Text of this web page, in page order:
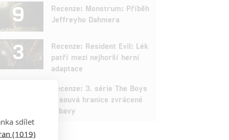
9
Recenze: Monstrum: Příběh
Jeffreyho Dahmera
3
Recenze: Resident Evil: Lék
patří mezi nejhorší herní
adaptace
Recenze: 3. série The Boys
posouvá hranice zvrácené
zábavy
sdílet
(1019)